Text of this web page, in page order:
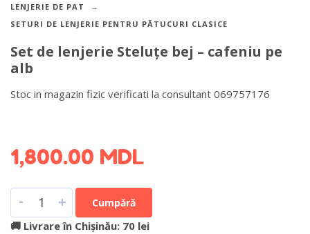
LENJERIE DE PAT
SETURI DE LENJERIE PENTRU PĂTUCURI CLASICE
Set de lenjerie Steluțe bej – cafeniu pe
alb
Stoc in magazin fizic verificati la consultant 069757176
1,800.00 MDL
- + Cumpără
🚚 Livrare în Chișinău: 70 lei